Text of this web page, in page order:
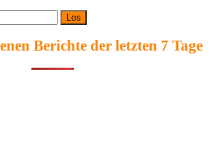
Berichte der letzten 7 Tage